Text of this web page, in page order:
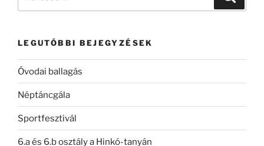
LEGUTÓBBI BEJEGYZÉSEK
Óvodai ballagás
Néptáncgála
Sportfesztivál
6.a és 6.b osztály a Hinkó-tanyán